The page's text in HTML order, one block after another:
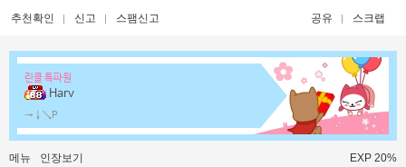
추천확인 신고 스팸신고 공유 스크랩
린클 특파원
Harv
→↓↘P
메뉴 인장보기 EXP 20%